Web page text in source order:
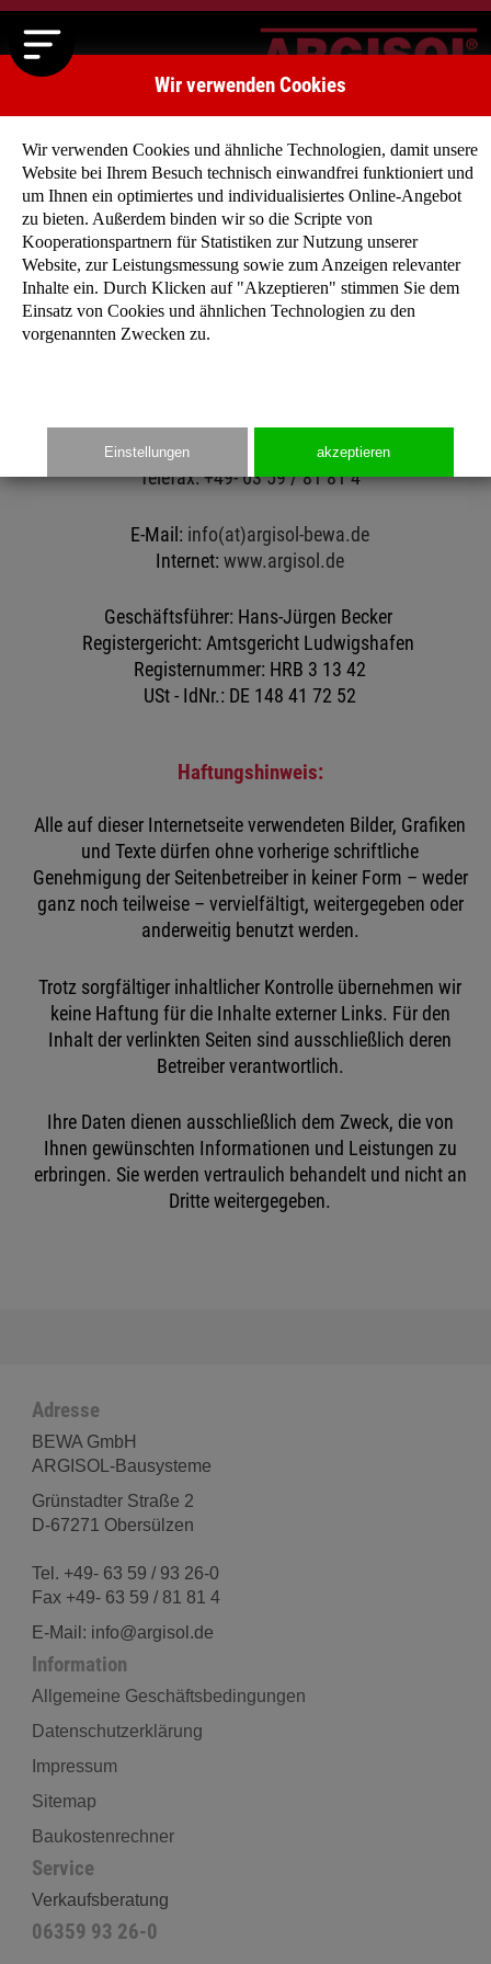
Impressum
ARGISOL Bausysteme - BEWA GmbH
Telefon: +49- 63 59 / 93 26-0
Telefax: +49- 63 59 / 81 81 4
E-Mail: info(at)argisol-bewa.de
Internet:www.argisol.de
Geschäftsführer: Hans-Jürgen Becker
Registergericht: Amtsgericht Ludwigshafen
Registernummer: HRB 3 13 42
USt - IdNr.: DE 148 41 72 52
Haftungshinweis:
Alle auf dieser Internetseite verwendeten Bilder, Grafiken
und Texte dürfen ohne vorherige schriftliche
Genehmigung der Seitenbetreiber in keiner Form – weder
ganz noch teilweise – vervielfältigt, weitergegeben oder
anderweitig benutzt werden.
Trotz sorgfältiger inhaltlicher Kontrolle übernehmen wir
keine Haftung für die Inhalte externer Links. Für den
Inhalt der verlinkten Seiten sind ausschließlich deren
Betreiber verantwortlich.
Ihre Daten dienen ausschließlich dem Zweck, die von
Ihnen gewünschten Informationen und Leistungen zu
erbringen. Sie werden vertraulich behandelt und nicht an
Dritte weitergegeben.
Adresse
BEWA GmbH
ARGISOL-Bausysteme
Grünstadter Straße 2
D-67271 Obersülzen
Tel. +49- 63 59 / 93 26-0
Fax +49- 63 59 / 81 81 4
E-Mail: info@argisol.de
Information
Allgemeine Geschäftsbedingungen
Datenschutzerklärung
Impressum
Sitemap
Baukostenrechner
Service
Verkaufsberatung
06359 93 26-0
Wir verwenden Cookies
Wir verwenden Cookies und ähnliche Technologien, damit unsere
Website bei Ihrem Besuch technisch einwandfrei funktioniert und
um Ihnen ein optimiertes und individualisiertes Online-Angebot
zu bieten. Außerdem binden wir so die Scripte von
Kooperationspartnern für Statistiken zur Nutzung unserer
Website, zur Leistungsmessung sowie zum Anzeigen relevanter
Inhalte ein. Durch Klicken auf "Akzeptieren" stimmen Sie dem
Einsatz von Cookies und ähnlichen Technologien zu den
vorgenannten Zwecken zu.
Einstellungen akzeptieren